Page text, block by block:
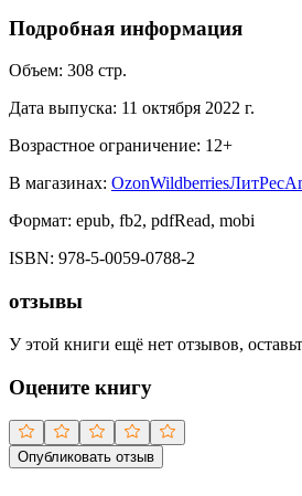
Подробная информация
Объем: 308 стр.
Дата выпуска: 11 октября 2022 г.
Возрастное ограничение: 12+
В магазинах: OzonWildberriesЛитРес
Формат: epub, fb2, pdfRead, mobi
ISBN: 978-5-0059-0788-2
отзывы
У этой книги ещё нет отзывов,
Оцените книгу
Опубликовать отзыв